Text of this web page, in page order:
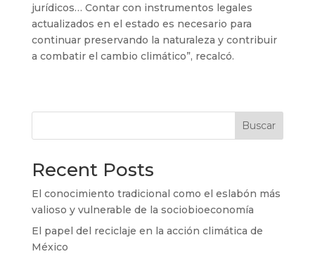
jurídicos… Contar con instrumentos legales
actualizados en el estado es necesario para
continuar preservando la naturaleza y contribuir
a combatir el cambio climático”, recalcó.
Buscar
Recent Posts
El conocimiento tradicional como el eslabón más
valioso y vulnerable de la sociobioeconomía
El papel del reciclaje en la acción climática de
México